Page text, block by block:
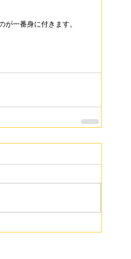
一番身に付きます。